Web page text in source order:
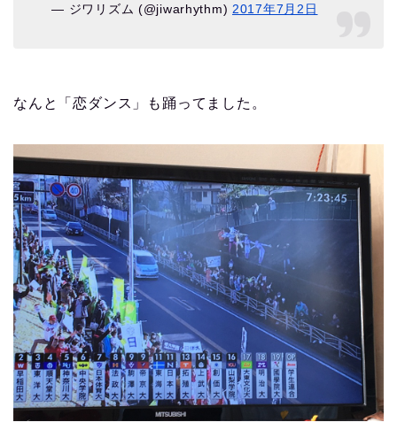
— ジワリズム (@jiwarhythm) 2017年7月2日
なんと「恋ダンス」も踊ってました。